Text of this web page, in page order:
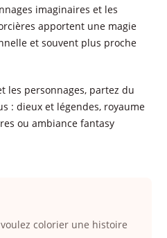
imaginaires et les
apportent une magie
et souvent plus proche
les personnages, partez du
: dieux et légendes, royaume
ou ambiance fantasy
colorier une histoire